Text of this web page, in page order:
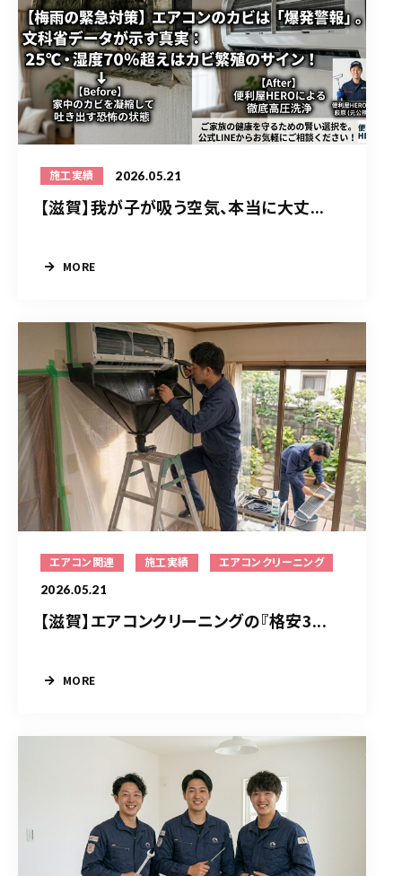
施工実績 2026.05.21
【滋賀】我が子が吸う空気、本当に大丈...
MORE
エアコン関連 施工実績 エアコンクリーニング
2026.05.21
【滋賀】エアコンクリーニングの『格安3...
MORE